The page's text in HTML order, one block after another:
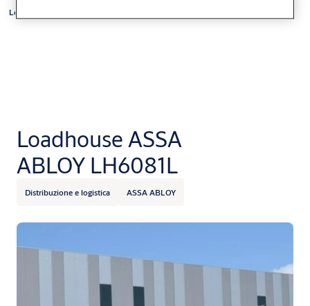
Loadhouse
Loadhouse ASSA
ABLOY LH6081L
Distribuzione e logistica ASSA ABLOY